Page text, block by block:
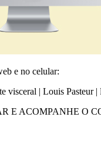
e no celular:
visceral | Louis
E ACOMPANHE O